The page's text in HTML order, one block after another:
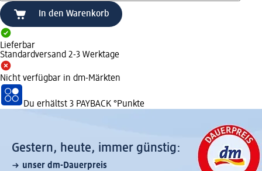
In den Warenkorb
Lieferbar
Standardversand 2-3 Werktage
Nicht verfügbar in dm-Märkten
Du erhältst 3 PAYBACK °Punkte
Gestern, heute, immer günstig:
unser dm-Dauerpreis